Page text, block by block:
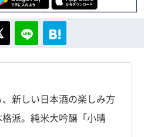
新しい日本酒の楽しみ方
派。純米大吟醸「小晴